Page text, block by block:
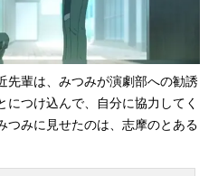
は“裏番”というウワサがあっ
？スタッフ脚本：日高勝郎画
：許琮演出：高村彰総作画監
川麗奈作画監督：小島明日
中未来、迫江沙羅、小笠原憂T
メ『スキップとローファー』作
放送・配信情報2023年4月か
て地上波放送同時先行配信決
先輩は、みつみが演劇部への勧誘
につけ込んで、自分に協力してく
つみに見せたのは、志摩のとある